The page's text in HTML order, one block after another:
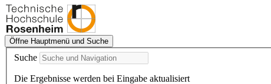
Öffne Hauptmenü und Suche
Suche
Die Ergebnisse werden bei Eingabe aktualisiert